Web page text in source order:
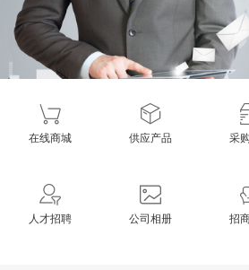
在线商城 供应产品 采
人才招聘 公司相册 招